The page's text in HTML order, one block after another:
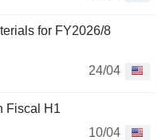
for FY2026/8
24/04
Fiscal H1
10/04